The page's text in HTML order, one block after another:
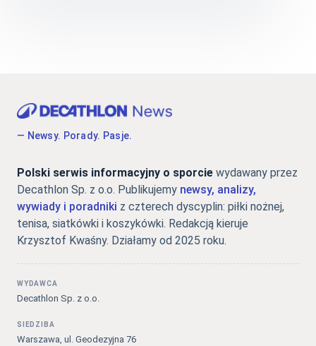
— Newsy. Porady. Pasje.
Polski serwis informacyjny o sporcie wydawany przez
Decathlon Sp. z o.o. Publikujemy newsy, analizy,
wywiady i poradniki z czterech dyscyplin: piłki nożnej,
tenisa, siatkówki i koszykówki. Redakcją kieruje
Krzysztof Kwaśny. Działamy od 2025 roku.
WYDAWCA
Decathlon Sp. z o.o.
SIEDZIBA
Warszawa, ul. Geodezyjna 76